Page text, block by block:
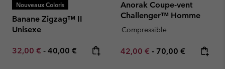
Nouveaux Coloris
Banane Zigzag™ II
Unisexe
Minimum sale price:
32,00 € - Maximum price:
40,00 €
Anorak Coupe-vent
Challenger™ Homme
Compressible
Minimum sale price:
42,00 € - Maximum price:
70,00 €